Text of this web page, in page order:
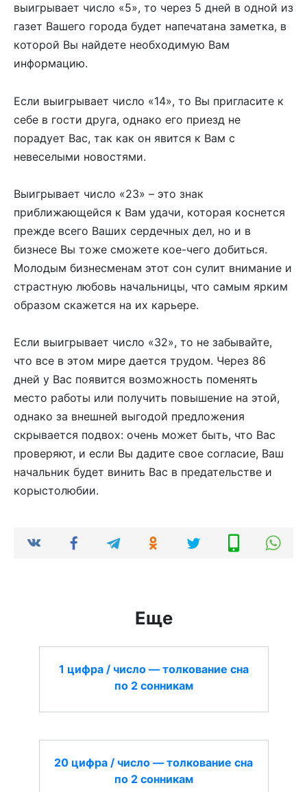
выигрывает число «5», то через 5 дней в одной из
газет Вашего города будет напечатана заметка, в
которой Вы найдете необходимую Вам
информацию.
Если выигрывает число «14», то Вы пригласите к
себе в гости друга, однако его приезд не
порадует Вас, так как он явится к Вам с
невеселыми новостями.
Выигрывает число «23» – это знак
приближающейся к Вам удачи, которая коснется
прежде всего Ваших сердечных дел, но и в
бизнесе Вы тоже сможете кое-чего добиться.
Молодым бизнесменам этот сон сулит внимание и
страстную любовь начальницы, что самым ярким
образом скажется на их карьере.
Если выигрывает число «32», то не забывайте,
что все в этом мире дается трудом. Через 86
дней у Вас появится возможность поменять
место работы или получить повышение на этой,
однако за внешней выгодой предложения
скрывается подвох: очень может быть, что Вас
проверяют, и если Вы дадите свое согласие, Ваш
начальник будет винить Вас в предательстве и
корыстолюбии.
Еще
1 цифра / число — толкование сна
по 2 сонникам
20 цифра / число — толкование сна
по 2 сонникам